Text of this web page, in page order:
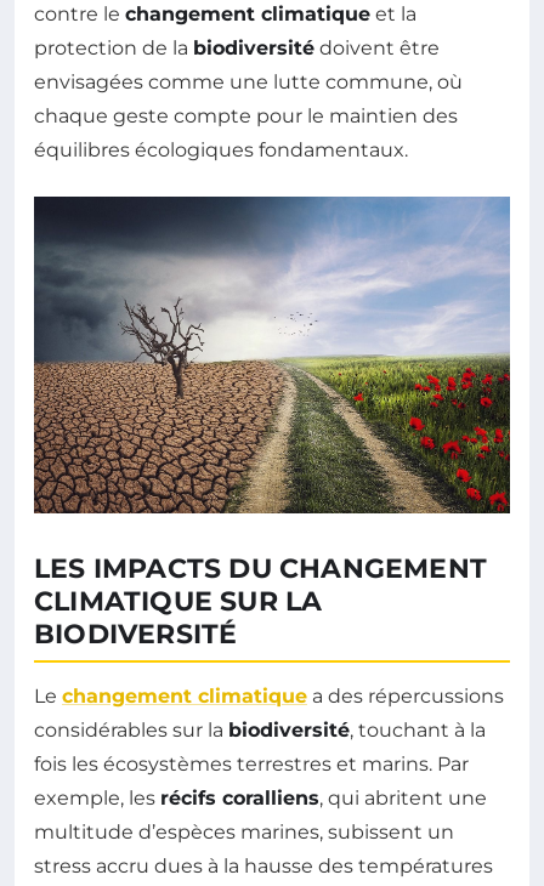
contre le changement climatique et la
protection de la biodiversité doivent être
envisagées comme une lutte commune, où
chaque geste compte pour le maintien des
équilibres écologiques fondamentaux.
LES IMPACTS DU CHANGEMENT
CLIMATIQUE SUR LA
BIODIVERSITÉ
Le changement climatique a des répercussions
considérables sur la biodiversité, touchant à la
fois les écosystèmes terrestres et marins. Par
exemple, les récifs coralliens, qui abritent une
multitude d’espèces marines, subissent un
stress accru dues à la hausse des températures